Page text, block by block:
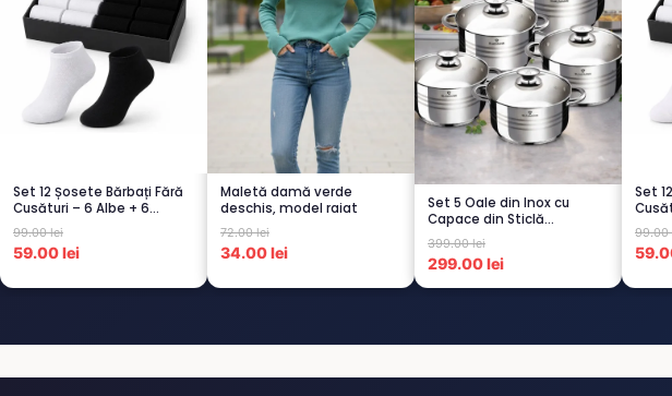
Set 12 Șosete Bărbați Fără
Cusături – 6 Albe + 6
Negre...
99.00 lei
59.00 lei
Maletă damă verde
deschis, model raiat
72.00 lei
34.00 lei
Set 5 Oale din Inox cu
Capace din Sticlă
Termorezistent...
399.00 lei
299.00 lei
Set
Scu...
99.00